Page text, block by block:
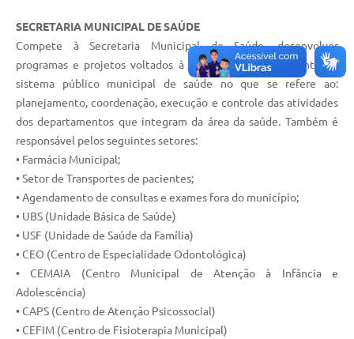
Arquivos para Download
Carta de Serviços
Notícias
Turismo
Galeria de Vídeos
Projetos
Contas Públicas
Telefones Úteis
SECRETARIA MUNICIPAL DE SAÚDE
Compete à Secretaria Municipal de Saúde, desenvolver
programas e projetos voltados à melhoria no atendimento do
sistema público municipal de saúde no que se refere ao:
planejamento, coordenação, execução e controle das atividades
dos departamentos que integram da área da saúde. Também é
responsável pelos seguintes setores:
• Farmácia Municipal;
• Setor de Transportes de pacientes;
• Agendamento de consultas e exames fora do município;
• UBS (Unidade Básica de Saúde)
• USF (Unidade de Saúde da Família)
• CEO (Centro de Especialidade Odontológica)
• CEMAIA (Centro Municipal de Atenção à Infância e
Adolescência)
• CAPS (Centro de Atenção Psicossocial)
• CEFIM (Centro de Fisioterapia Municipal)